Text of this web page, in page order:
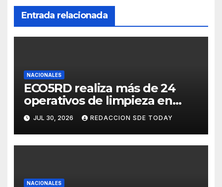
Entrada relacionada
NACIONALES
ECO5RD realiza más de 24
operativos de limpieza en
diferentes provincias y
municipios del país
JUL 30, 2026 REDACCION SDE TODAY
NACIONALES